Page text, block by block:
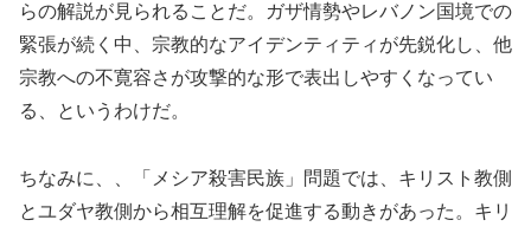
らの解説が見られることだ。ガザ情勢やレバノン国境での
緊張が続く中、宗教的なアイデンティティが先鋭化し、他
宗教への不寛容さが攻撃的な形で表出しやすくなってい
る、というわけだ。
ちなみに、、「メシア殺害民族」問題では、キリスト教側
とユダヤ教側から相互理解を促進する動きがあった。キリ